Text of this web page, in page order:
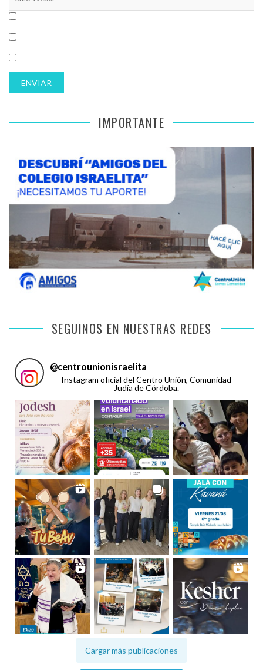
IMPORTANTE
SEGUINOS EN NUESTRAS REDES
@centrounionisraelita
Instagram oficial del Centro Unión, Comunidad
Judía de Córdoba.
Cargar más publicaciones